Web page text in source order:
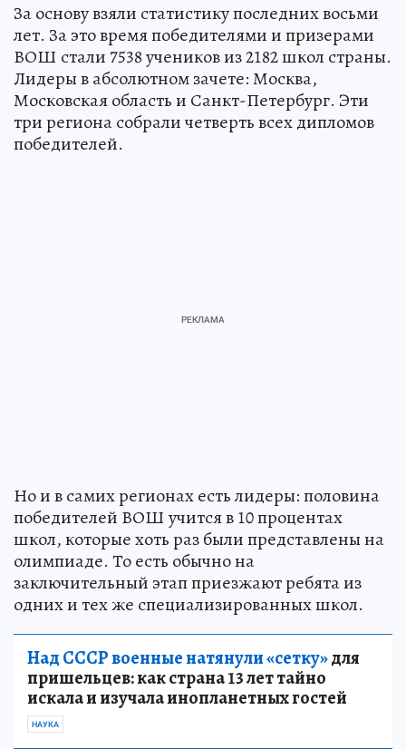
За основу взяли статистику последних восьми
лет. За это время победителями и призерами
ВОШ стали 7538 учеников из 2182 школ страны.
Лидеры в абсолютном зачете: Москва,
Московская область и Санкт-Петербург. Эти
три региона собрали четверть всех дипломов
победителей.
Но и в самих регионах есть лидеры: половина
победителей ВОШ учится в 10 процентах
школ, которые хоть раз были представлены на
олимпиаде. То есть обычно на
заключительный этап приезжают ребята из
одних и тех же специализированных школ.
Над СССР военные натянули «сетку»для
пришельцев: как страна 13 лет тайно
искала и изучала инопланетных гостей
НАУКА